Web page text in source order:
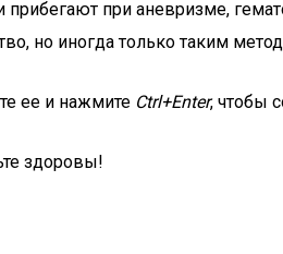
прибегают при аневризме,
но иногда только таким
ее и нажмите Ctrl+Enter, чтобы
здоровы!